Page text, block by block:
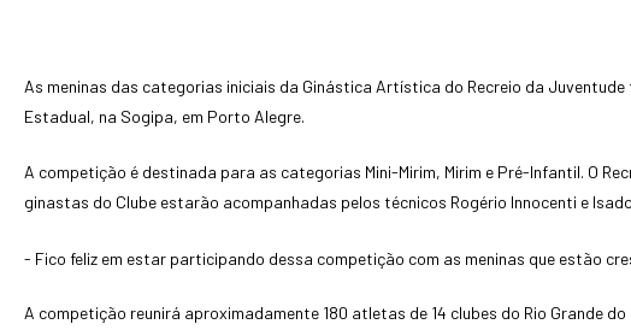
As meninas das categorias iniciais da Ginástica Artística do Recreio da
Estadual, na Sogipa, em Porto Alegre.
A competição é destinada para as categorias Mini-Mirim, Mirim e Pré-Infantil. O
ginastas do Clube estarão acompanhadas pelos técnicos Rogério Innocenti e
- Fico feliz em estar participando dessa competição com as meninas que estão
A competição reunirá aproximadamente 180 atletas de 14 clubes do Rio Grande